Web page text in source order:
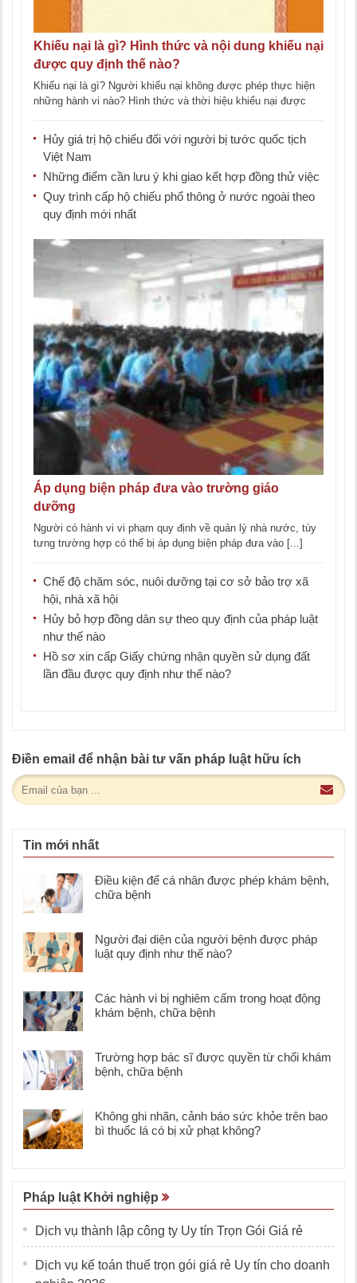
Khiếu nại là gì? Hình thức và nội dung khiếu nại
được quy định thế nào?
Khiếu nại là gì? Người khiếu nại không được phép thực hiện
những hành vi nào? Hình thức và thời hiệu khiếu nại được
Hủy giá trị hộ chiếu đối với người bị tước quốc tịch
Việt Nam
Những điểm cần lưu ý khi giao kết hợp đồng thử việc
Quy trình cấp hộ chiếu phổ thông ở nước ngoài theo
quy định mới nhất
Áp dụng biện pháp đưa vào trường giáo
dưỡng
Người có hành vi vi phạm quy định về quản lý nhà nước, tùy
tưng trường hợp có thể bị áp dụng biện pháp đưa vào [...]
Chế độ chăm sóc, nuôi dưỡng tại cơ sở bảo trợ xã
hội, nhà xã hội
Hủy bỏ hợp đồng dân sự theo quy định của pháp luật
như thế nào
Hồ sơ xin cấp Giấy chứng nhận quyền sử dụng đất
lần đầu được quy định như thế nào?
Điền email để nhận bài tư vấn pháp luật hữu ích
Tin mới nhất
Điều kiện để cá nhân được phép khám bệnh,
chữa bệnh
Người đại diện của người bệnh được pháp
luật quy định như thế nào?
Các hành vi bị nghiêm cấm trong hoạt động
khám bệnh, chữa bệnh
Trường hợp bác sĩ được quyền từ chối khám
bệnh, chữa bệnh
Không ghi nhãn, cảnh báo sức khỏe trên bao
bì thuốc lá có bị xử phạt không?
Pháp luật Khởi nghiệp
Dịch vụ thành lập công ty Uy tín Trọn Gói Giá rẻ
Dịch vụ kế toán thuế trọn gói giá rẻ Uy tín cho doanh